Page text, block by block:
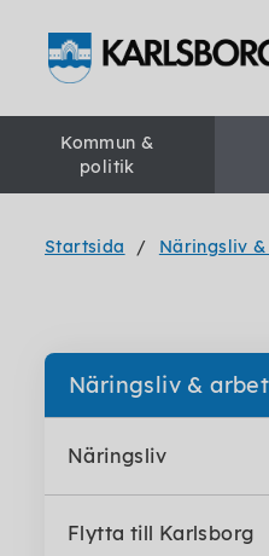
Kommun &
politik
Startsida Näringsliv
Näringsliv &
Näringsliv
Flytta till Karlsborg